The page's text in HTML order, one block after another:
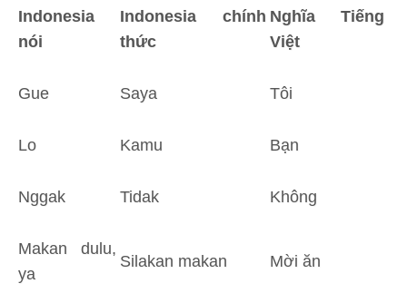
Indonesia
nói
Indonesia chính
thức
Nghĩa Tiếng
Việt
Gue Saya Tôi
Lo Kamu Bạn
Nggak Tidak Không
Makan dulu,
ya
Silakan makan Mời ăn